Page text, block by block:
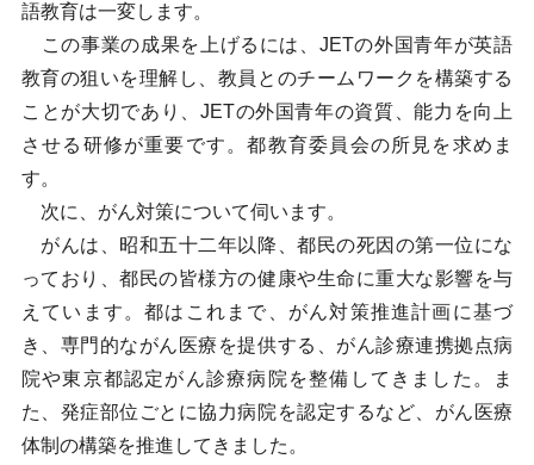
語教育は一変します。
この事業の成果を上げるには、JETの外国青年が英語
教育の狙いを理解し、教員とのチームワークを構築する
ことが大切であり、JETの外国青年の資質、能力を向上
させる研修が重要です。都教育委員会の所見を求めま
す。
次に、がん対策について伺います。
がんは、昭和五十二年以降、都民の死因の第一位にな
っており、都民の皆様方の健康や生命に重大な影響を与
えています。都はこれまで、がん対策推進計画に基づ
き、専門的ながん医療を提供する、がん診療連携拠点病
院や東京都認定がん診療病院を整備してきました。ま
た、発症部位ごとに協力病院を認定するなど、がん医療
体制の構築を推進してきました。